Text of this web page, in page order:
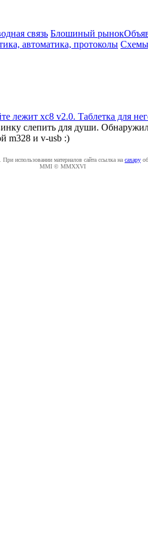
связь Блошиный рынок
автоматика, протоколы
лежит xc8 v2.0. Таблетка для
слепить для души.
m328 и v-usb :)
использовании материалов сайта ссылка на caxapу
MMI © MMXXVI